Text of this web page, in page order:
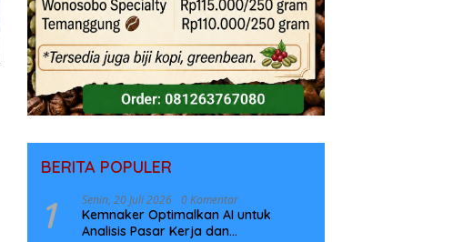
BERITA POPULER
1 Senin, 20 Juli 2026 0 Komentar
Kemnaker Optimalkan AI untuk
Analisis Pasar Kerja dan